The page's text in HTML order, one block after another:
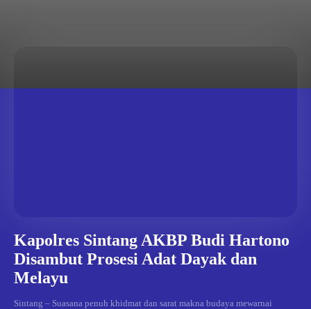
Kapolres Sintang AKBP Budi Hartono
Disambut Prosesi Adat Dayak dan
Melayu
Sintang – Suasana penuh khidmat dan sarat makna budaya mewarnai